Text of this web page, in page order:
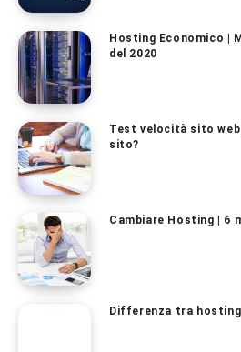
Hosting Economico |
del 2020
Test velocità sito
sito?
Cambiare Hosting | 6
Differenza tra hosting